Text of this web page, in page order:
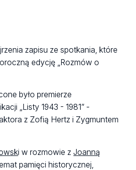
zapisu ze spotkania, które
edycję „Rozmów o
było premierze
„Listy 1943 - 1981” -
z Zofią Hertz i Zygmuntem
i w rozmowie zJoanną
pamięci historycznej,